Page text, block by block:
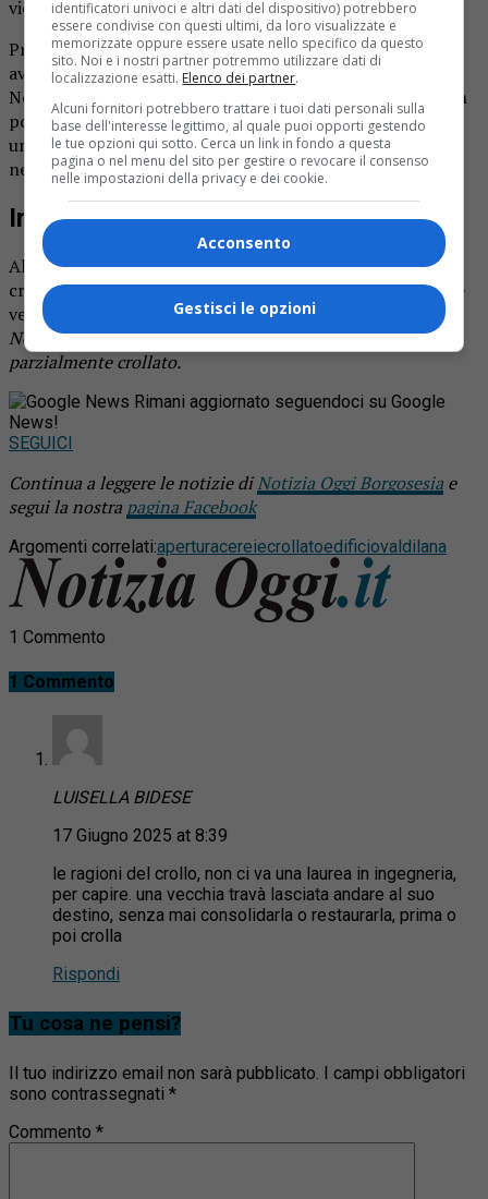
vietato per motivi di sicurezza.
Presenti sul posto anche i carabinieri di zona, che hanno
avviato gli accertamenti per chiarire le cause del crollo.
Non si esclude nessuna ipotesi: dall’usura strutturale a un
possibile cedimento localizzato. E’ arrivata anche
un’ambulanza del 118, ma per fortuna, come accennato,
nessuno è stato ferito.
In attesa di risposte
Al momento non sono ancora note le ragioni precise del
crollo. Le indagini delle autorità proseguono, così come le
verifiche tecniche sull’edificio danneggiato.
Nella foto tratta da StreetView, è segnalato l’edificio
parzialmente crollato.
Rimani aggiornato seguendoci su Google
News!
SEGUICI
Continua a leggere le notizie diNotizia Oggi Borgosesia e
segui la nostra pagina Facebook
Argomenti correlati:aperturacereiecrollatoedificiovaldilana
1 Commento
1 Commento
LUISELLA BIDESE
17 Giugno 2025 at 8:39
le ragioni del crollo, non ci va una laurea in ingegneria,
per capire. una vecchia travà lasciata andare al suo
destino, senza mai consolidarla o restaurarla, prima o
poi crolla
Rispondi
Tu cosa ne pensi?
Il tuo indirizzo email non sarà pubblicato. I campi obbligatori
sono contrassegnati *
Commento *
identificatori univoci e altri dati del dispositivo) potrebbero
essere condivise con questi ultimi, da loro visualizzate e
memorizzate oppure essere usate nello specifico da questo
sito. Noi e i nostri partner potremmo utilizzare dati di
localizzazione esatti. Elenco dei partner.
Alcuni fornitori potrebbero trattare i tuoi dati personali sulla
base dell'interesse legittimo, al quale puoi opporti gestendo
le tue opzioni qui sotto. Cerca un link in fondo a questa
pagina o nel menu del sito per gestire o revocare il consenso
nelle impostazioni della privacy e dei cookie.
Acconsento
Gestisci le opzioni